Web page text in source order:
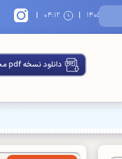
| ۰۴:۱۲ |
دانلود نسخه pdf مجله